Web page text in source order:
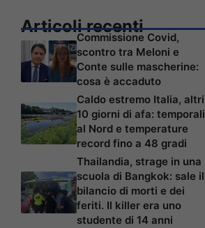
Articoli recenti
Commissione Covid,
scontro tra Meloni e
Conte sulle mascherine:
cosa è accaduto
Caldo estremo Italia, altri
10 giorni di afa: temporali
al Nord e temperature
record fino a 48 gradi
Thailandia, strage in una
scuola di Bangkok: sale il
bilancio di morti e dei
feriti. Il killer era uno
studente di 14 anni